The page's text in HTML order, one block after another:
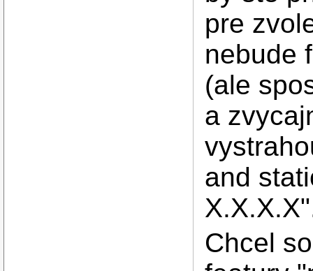
pre
nebude
(ale
a
and
Chcel